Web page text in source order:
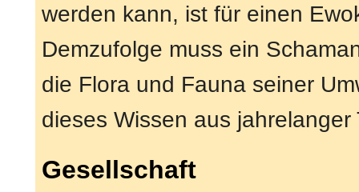
werden kann, ist für einen
Demzufolge muss ein
die Flora und Fauna seiner
dieses Wissen aus
Gesellschaft